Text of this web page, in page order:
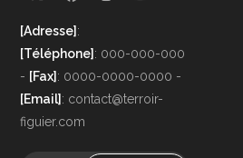
[Adresse]:
[Téléphone]: 000-000-000
- [Fax]: 0000-0000-0000 -
[Email]: contact@terroir-
figuier.com